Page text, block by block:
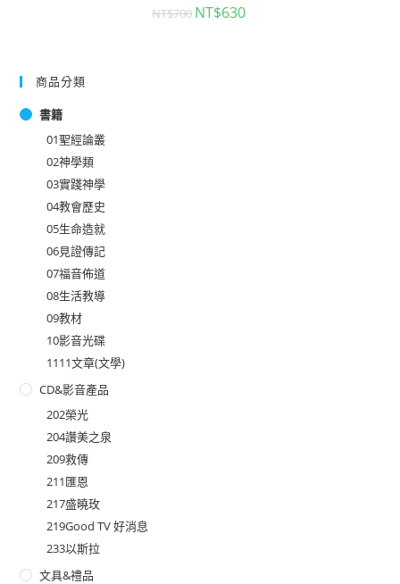
NT$700 NT$630
商品分類
書籍
01聖經論叢
02神學類
03實踐神學
04教會歷史
05生命造就
06見證傳記
07福音佈道
08生活教導
09教材
10影音光碟
1111文章(文學)
CD&影音產品
202榮光
204讚美之泉
209救傳
211匯恩
217盛曉玫
219Good TV 好消息
233以斯拉
文具&禮品